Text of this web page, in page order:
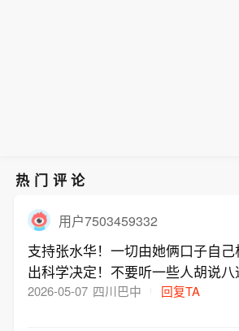
热门评论
用户7503459332
支持张水华！一切由她俩口子自
出科学决定！不要听一些人胡说八
2026-05-07 四川巴中 回复TA